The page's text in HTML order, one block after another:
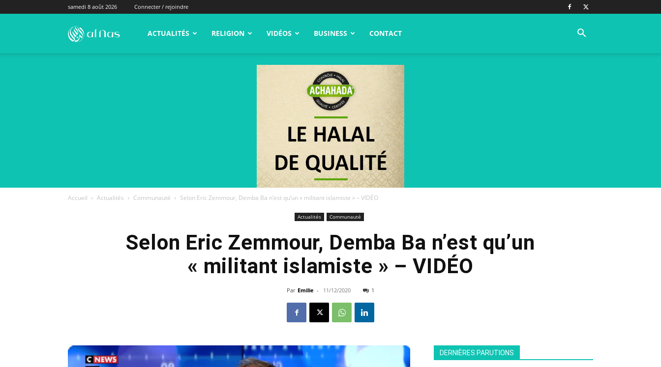
samedi 8 août 2026 Connecter / rejoindre
alNas.fr ACTUALITÉS RELIGION VIDÉOS BUSINESS CONTACT
Accueil Actualités Communauté Selon Eric Zemmour, Demba Ba n’est qu’un « militant islamiste » – VIDÉO
Actualités Communauté
Selon Eric Zemmour, Demba Ba n’est qu’un
« militant islamiste » – VIDÉO
Par Emilie - 11/12/2020 1
DERNIÈRES PARUTIONS